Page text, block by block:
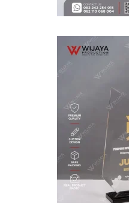
WIJAYA PRODUCTION
Create The Impression